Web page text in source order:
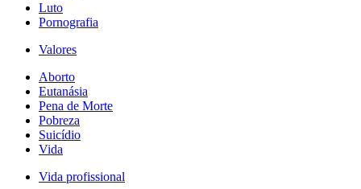
Luto
Pornografia
Valores
Aborto
Eutanásia
Pena de Morte
Pobreza
Suicídio
Vida
Vida profissional